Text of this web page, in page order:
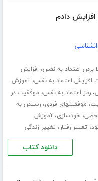
دادم
بردن اعتماد به نفس، افزایش
افزایش اعتماد به نفس،آموزش
،رمز اعتماد به نفس، موفقیت در
، موفقیتهای فردی،رسیدن به
، خودسازی،آموزش
، تغییر رفتار، تغییر زندگی
دانلود کتاب